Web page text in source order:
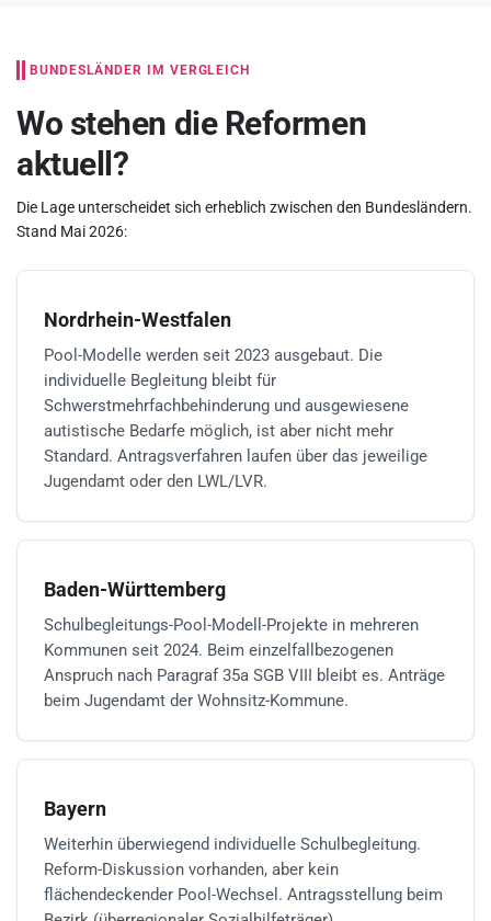
BUNDESLÄNDER IM VERGLEICH
Wo stehen die Reformen
aktuell?
Die Lage unterscheidet sich erheblich zwischen den Bundesländern.
Stand Mai 2026:
Nordrhein-Westfalen
Pool-Modelle werden seit 2023 ausgebaut. Die
individuelle Begleitung bleibt für
Schwerstmehrfachbehinderung und ausgewiesene
autistische Bedarfe möglich, ist aber nicht mehr
Standard. Antragsverfahren laufen über das jeweilige
Jugendamt oder den LWL/LVR.
Baden-Württemberg
Schulbegleitungs-Pool-Modell-Projekte in mehreren
Kommunen seit 2024. Beim einzelfallbezogenen
Anspruch nach Paragraf 35a SGB VIII bleibt es. Anträge
beim Jugendamt der Wohnsitz-Kommune.
Bayern
Weiterhin überwiegend individuelle Schulbegleitung.
Reform-Diskussion vorhanden, aber kein
flächendeckender Pool-Wechsel. Antragsstellung beim